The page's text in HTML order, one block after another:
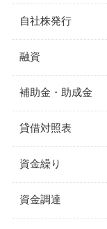
自社株発行
融資
補助金・助成金
貸借対照表
資金繰り
資金調達